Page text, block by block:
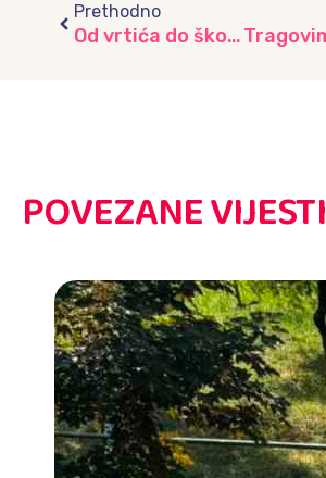
Prethodno
Od vrtića do škole: Susret pun uspomena i novih prijateljstava u vrtiću “Skenderija”
POVEZANE VIJESTI